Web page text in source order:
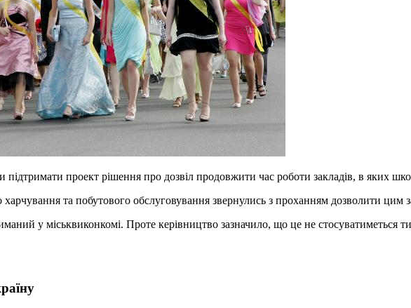
проект рішення про дозвіл продовжити час роботи закладів, в яких
та побутового обслуговування звернулись з проханням дозволити
у міськвиконкомі. Проте керівництво зазначило, що це не стосуватиметься